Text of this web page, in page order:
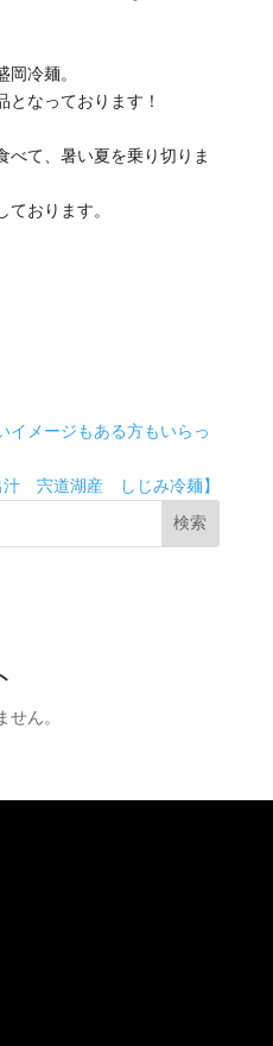
冷麺。
となっております！
べて、暑い夏を乗り切りま
おります。
イメージもある方もいらっ
汁 宍道湖産 しじみ冷麺】
検索
ん。